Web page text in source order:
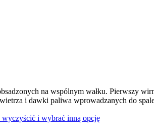
na wspólnym wałku. Pierwszy
i dawki paliwa wprowadzanych do
i wybrać inną opcję